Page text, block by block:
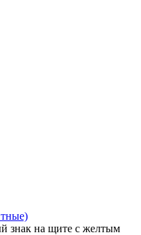
знак на щите с желтым